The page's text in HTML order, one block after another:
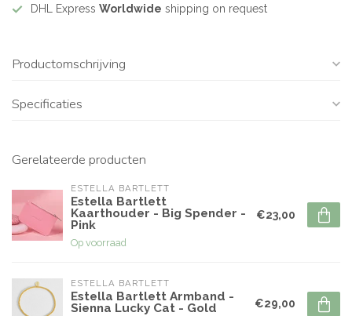
DHL Express Worldwide shipping on request
Productomschrijving
Specificaties
Gerelateerde producten
ESTELLA BARTLETT
Estella Bartlett
Kaarthouder - Big Spender -
Pink
Op voorraad
€23,00
ESTELLA BARTLETT
Estella Bartlett Armband -
Sienna Lucky Cat - Gold
€29,00